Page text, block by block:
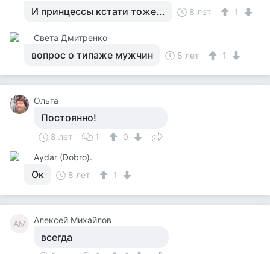
И принцессы кстати тоже... 8 лет 1
Света Дмитренко
вопрос о типаже мужчин 8 лет 1
Ольга
Постоянно!
8 лет 1
0
Аydar (Dobro).
Ок 8 лет 1
АМ Алексей Михайлов
всегда